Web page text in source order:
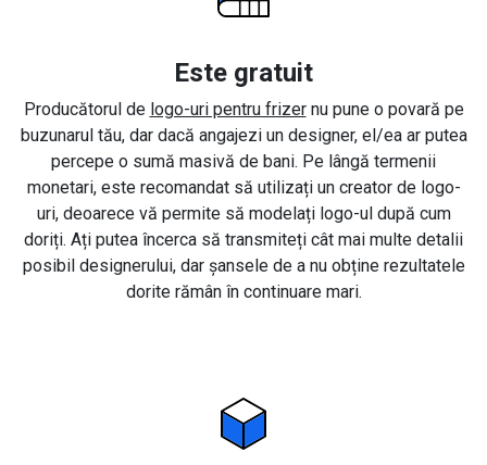
Este gratuit
Producătorul de logo-uri pentru frizernu pune o povară pe
buzunarul tău, dar dacă angajezi un designer, el/ea ar putea
percepe o sumă masivă de bani. Pe lângă termenii
monetari, este recomandat să utilizați un creator de logo-
uri, deoarece vă permite să modelați logo-ul după cum
doriți. Ați putea încerca să transmiteți cât mai multe detalii
posibil designerului, dar șansele de a nu obține rezultatele
dorite rămân în continuare mari.